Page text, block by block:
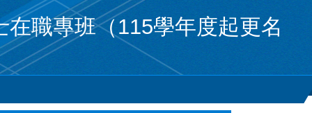
職專班（115學年度起更名